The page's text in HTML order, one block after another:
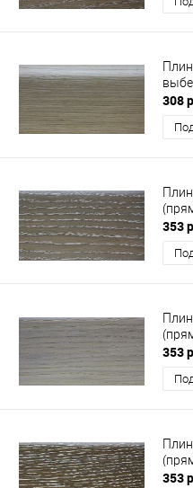
308
353
353
353